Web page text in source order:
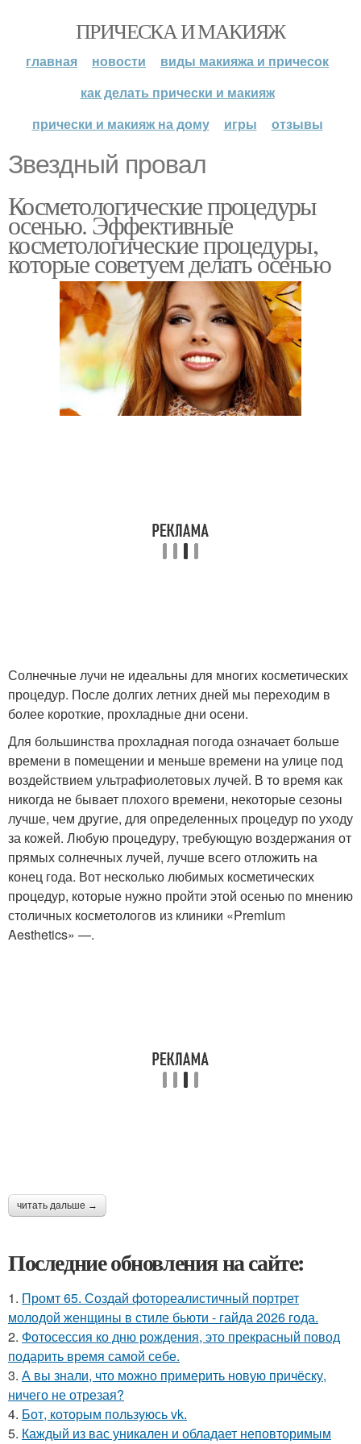
ПРИЧЕСКА И МАКИЯЖ
главная новости
виды макияжа и причесок
как делать прически и макияж
прически и макияж на дому
игры отзывы
Звездный провал
Косметологические процедуры
осенью. Эффективные
косметологические процедуры,
которые советуем делать осенью
Солнечные лучи не идеальны для многих косметических
процедур. После долгих летних дней мы переходим в
более короткие, прохладные дни осени.
Для большинства прохладная погода означает больше
времени в помещении и меньше времени на улице под
воздействием ультрафиолетовых лучей. В то время как
никогда не бывает плохого времени, некоторые сезоны
лучше, чем другие, для определенных процедур по уходу
за кожей. Любую процедуру, требующую воздержания от
прямых солнечных лучей, лучше всего отложить на
конец года. Вот несколько любимых косметических
процедур, которые нужно пройти этой осенью по мнению
столичных косметологов из клиники «Premium
Aesthetics» —.
читать дальше →
Последние обновления на сайте:
1. Промт 65. Создай фотореалистичный портрет
молодой женщины в стиле бьюти - гайда 2026 года.
2. Фотосессия ко дню рождения, это прекрасный повод
подарить время самой себе.
3. А вы знали, что можно примерить новую причёску,
ничего не отрезая?
4. Бот, которым пользуюсь vk.
5. Каждый из вас уникален и обладает неповторимым